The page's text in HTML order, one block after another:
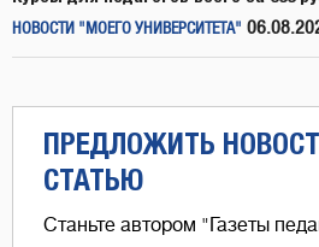
НОВОСТИ "МОЕГО УНИВЕРСИТЕТА"
ПРЕДЛОЖИТЬ
СТАТЬЮ
Станьте автором "Газеты